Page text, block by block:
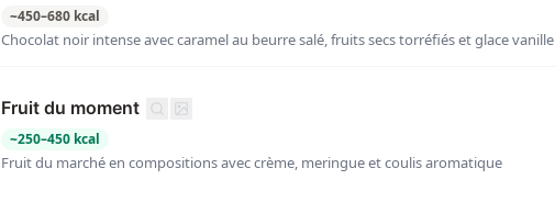
~450–680 kcal
Chocolat noir intense avec caramel au beurre salé, fruits secs torréfiés et glace vanille
Fruit du moment
~250–450 kcal
Fruit du marché en compositions avec crème, meringue et coulis aromatique